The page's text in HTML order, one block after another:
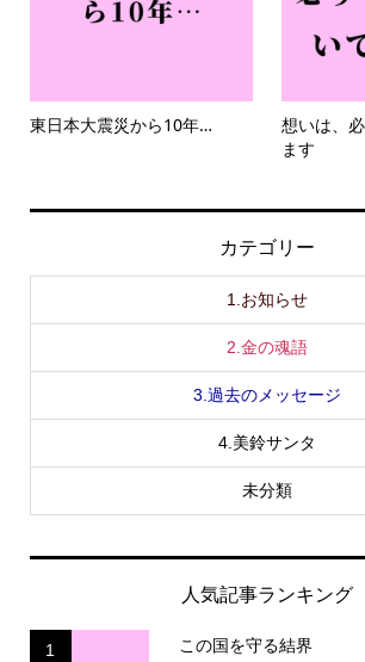
東日本大震災から10年…
想いは、
ます
カテゴリー
1.お知らせ
2.金の魂語
3.過去のメッセージ
4.美鈴サンタ
未分類
人気記事ランキング
1 この国を守る結界